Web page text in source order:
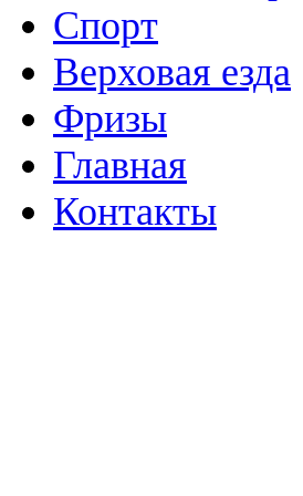
Спорт
Верховая езда
Фризы
Главная
Контакты